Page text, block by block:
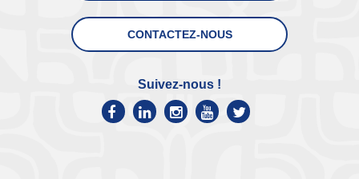
CONTACTEZ-NOUS
Suivez-nous !